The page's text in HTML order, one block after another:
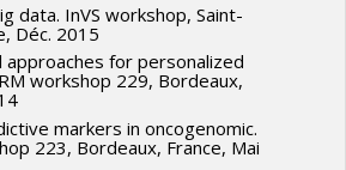
data. InVS workshop, Saint-
Déc. 2015
approaches for personalized
workshop 229, Bordeaux,
markers in oncogenomic.
223, Bordeaux, France, Mai